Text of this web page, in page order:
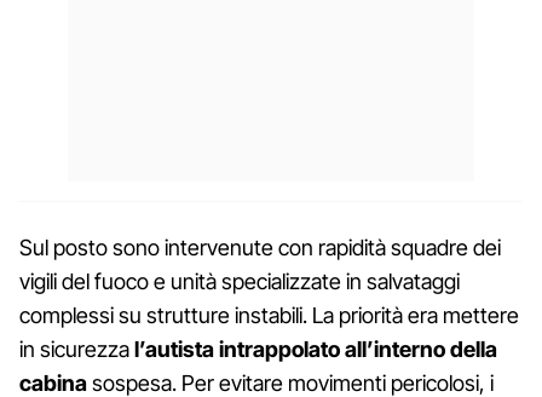
Sul posto sono intervenute con rapidità squadre dei
vigili del fuoco e unità specializzate in salvataggi
complessi su strutture instabili. La priorità era mettere
in sicurezzal’autista intrappolato all’interno della
cabinasospesa. Per evitare movimenti pericolosi, i